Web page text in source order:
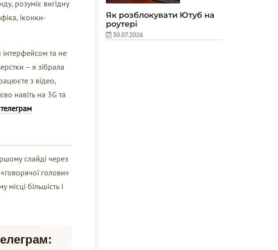
розуміє вигідну
іконки-
та не
– я зібрала
з відео,
навіть на 3G та
слайді через
голови»
більшість і
Як розблокувати Ютуб на
роутері
30.07.2026